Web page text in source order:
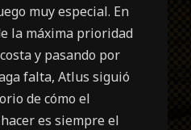
muy especial. En
la máxima prioridad
y pasando por
falta, Atlus siguió
de cómo el
es siempre el